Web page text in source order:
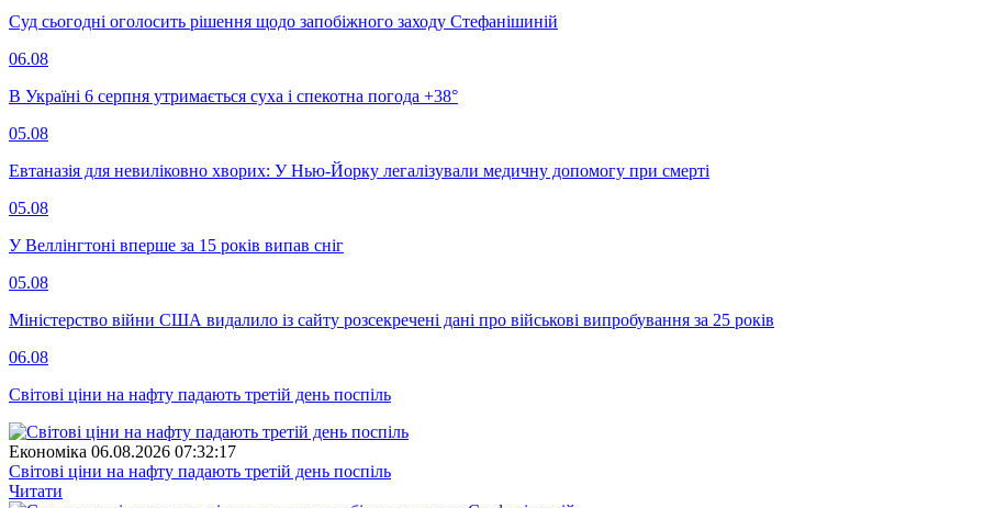
Суд сьогодні оголосить рішення щодо запобіжного заходу Стефанішиній
06.08
В Україні 6 серпня утримається суха і спекотна погода +38°
05.08
Евтаназія для невиліковно хворих: У Нью-Йорку легалізували медичну допомогу при смерті
05.08
У Веллінгтоні вперше за 15 років випав сніг
05.08
Міністерство війни США видалило із сайту розсекречені дані про військові випробування за 25 років
06.08
Світові ціни на нафту падають третій день поспіль
Економіка 06.08.2026 07:32:17
Світові ціни на нафту падають третій день поспіль
Читати